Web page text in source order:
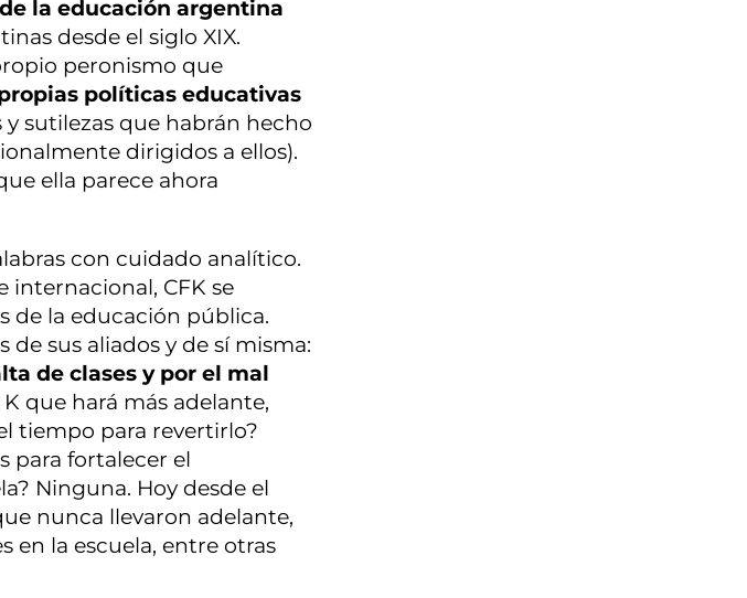
la educación argentina
desde el siglo XIX.
peronismo que
políticas educativas
sutilezas que habrán hecho
dirigidos a ellos).
ella parece ahora
con cuidado analítico.
CFK se
de la educación pública.
sus aliados y de sí misma:
de clases y por el mal
que hará más adelante,
tiempo para revertirlo?
para fortalecer el
Ninguna. Hoy desde el
nunca llevaron adelante,
en la escuela, entre otras